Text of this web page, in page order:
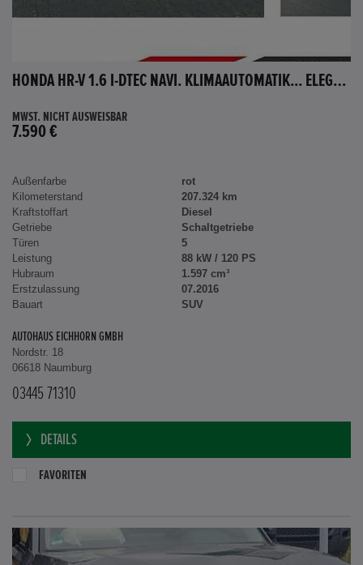
HONDA HR-V 1.6 I-DTEC NAVI. KLIMAAUTOMATIK... ELEGANCE
MWST. NICHT AUSWEISBAR
7.590 €
Außenfarbe
rot
Kilometerstand
207.324 km
Kraftstoffart
Diesel
Getriebe
Schaltgetriebe
Türen
5
Leistung
88 kW / 120 PS
Hubraum
1.597 cm³
Erstzulassung
07.2016
Bauart
SUV
AUTOHAUS EICHHORN GMBH
Nordstr. 18
06618 Naumburg
03445 71310
DETAILS
FAVORITEN